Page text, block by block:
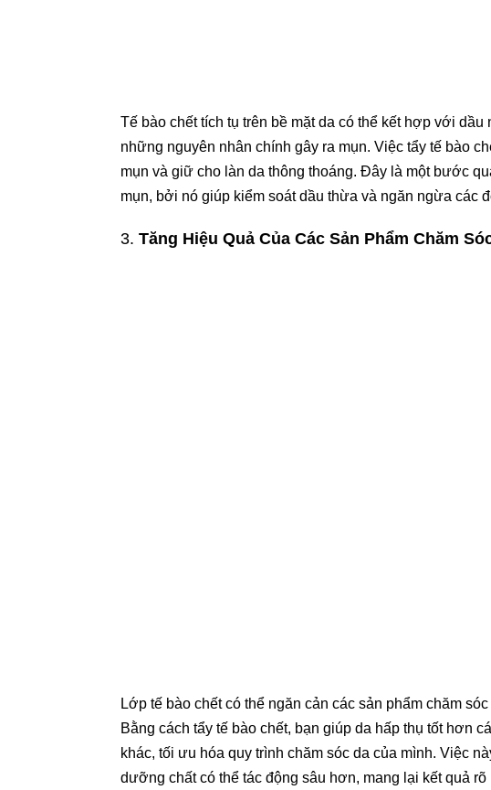
Tế bào chết tích tụ trên bề mặt da có thể kết hợp với
những nguyên nhân chính gây ra mụn. Việc tẩy tế bào
mụn và giữ cho làn da thông thoáng. Đây là một bước
mụn, bởi nó giúp kiểm soát dầu thừa và ngăn ngừa các
3. Tăng Hiệu Quả Của Các Sản Phẩm Chăm
Lớp tế bào chết có thể ngăn cản các sản phẩm chăm
Bằng cách tẩy tế bào chết, bạn giúp da hấp thụ tốt hơn
khác, tối ưu hóa quy trình chăm sóc da của mình. Việc
dưỡng chất có thể tác động sâu hơn, mang lại kết quả rõ